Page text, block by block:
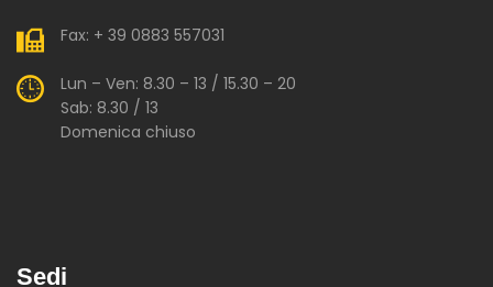
Fax: + 39 0883 557031
Lun – Ven: 8.30 – 13 / 15.30 – 20
Sab: 8.30 / 13
Domenica chiuso
Sedi